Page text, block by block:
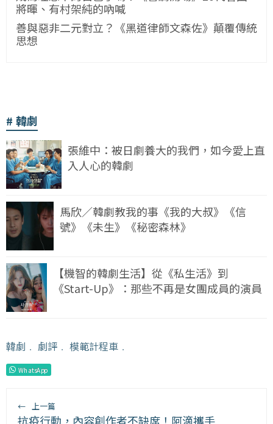
將暉、有村架純的吶喊
善與惡非二元對立？《黑道律師文森佐》顛覆傳統
思想
韓劇
張維中：被日劇養大的我們，如今愛上直
入人心的韓劇
馬欣／韓劇教我的事《我的大叔》《信
號》《未生》《秘密森林》
【機智的韓劇生活】從《私生活》到
《Start-Up》：那些不再是女團成員的演員
韓劇 ﹒ 劇評 ﹒ 模範計程車 ﹒
WhatsApp
← 上一篇
抗疫行動，內容創作者不缺席！阿滴攜手